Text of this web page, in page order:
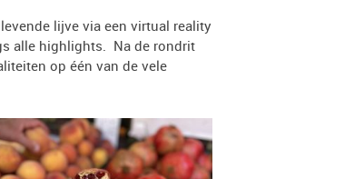
lijve via een virtual reality
alle highlights. Na de rondrit
op één van de vele